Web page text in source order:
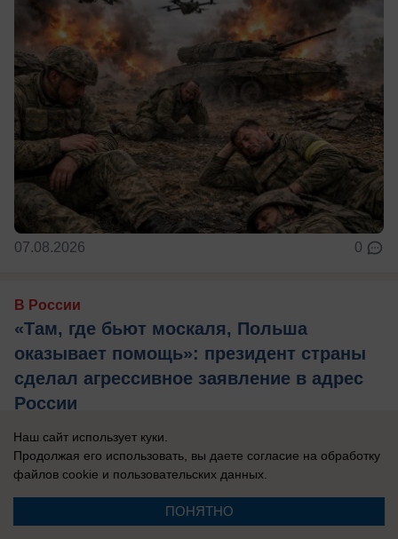
07.08.2026 0
В России
«Там, где бьют москаля, Польша
оказывает помощь»: президент страны
сделал агрессивное заявление в адрес
России
Захарова: Это пример «клинической
русофобии», которая «влияет на когнитивные
способности».
Наш сайт использует куки.
Продолжая его использовать, вы даете согласие на обработку
файлов cookie и пользовательских данных.
ПОНЯТНО